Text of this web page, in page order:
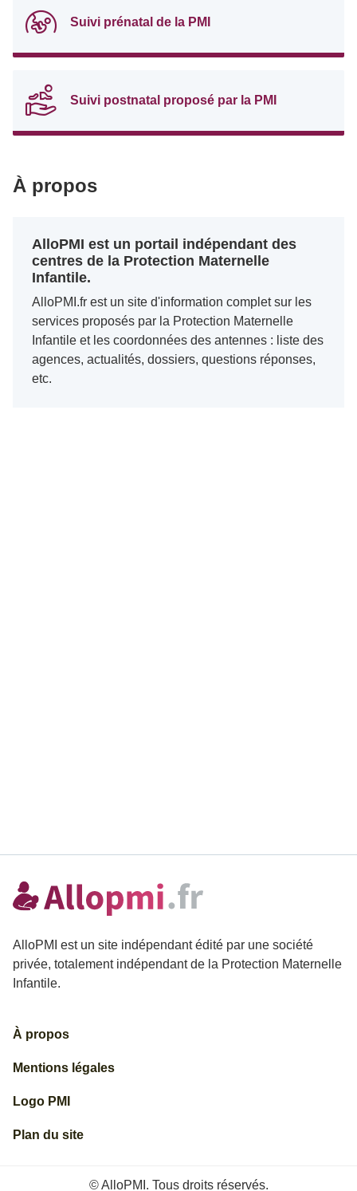
Suivi prénatal de la PMI
Suivi postnatal proposé par la PMI
À propos
AlloPMI est un portail indépendant des
centres de la Protection Maternelle
Infantile.
AlloPMI.fr est un site d'information complet sur les
services proposés par la Protection Maternelle
Infantile et les coordonnées des antennes : liste des
agences, actualités, dossiers, questions réponses,
etc.
AlloPMI est un site indépendant édité par une société
privée, totalement indépendant de la Protection Maternelle
Infantile.
© AlloPMI. Tous droits réservés.
À propos
Mentions légales
Logo PMI
Plan du site